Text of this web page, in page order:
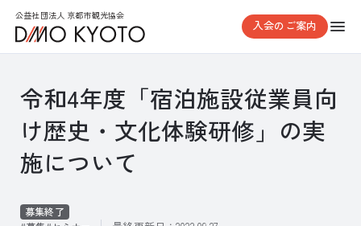
公益社団法人 京都市観光協会
入会のご案内
令和4年度「宿泊施設従業員向
け歴史・文化体験研修」の実
施について
募集終了